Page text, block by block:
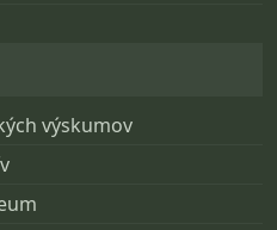
výskumov